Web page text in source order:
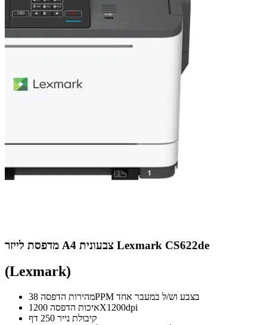
מדפסת לייזר A4 צבעונית Lexmark CS622de
(Lexmark)
מהירות הדפסה 38PPM בצבע וש/ל במעבר אחד
איכות הדפסה 1200X1200dpi
קיבולת נייר 250 דף